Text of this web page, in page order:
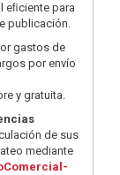
eﬁciente para
publicación.
gastos de
por envío
y gratuita.
de sus
mediante